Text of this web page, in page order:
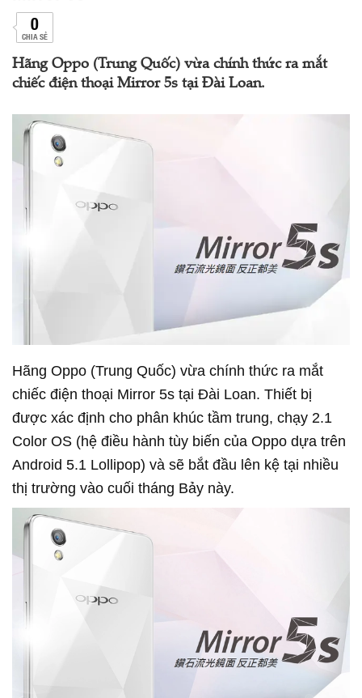
0
CHIA SẺ
Hãng Oppo (Trung Quốc) vừa chính thức ra mắt
chiếc điện thoại Mirror 5s tại Đài Loan.
Hãng Oppo (Trung Quốc) vừa chính thức ra mắt
chiếc điện thoại Mirror 5s tại Đài Loan. Thiết bị
được xác định cho phân khúc tầm trung, chạy 2.1
Color OS (hệ điều hành tùy biến của Oppo dựa trên
Android 5.1 Lollipop) và sẽ bắt đầu lên kệ tại nhiều
thị trường vào cuối tháng Bảy này.